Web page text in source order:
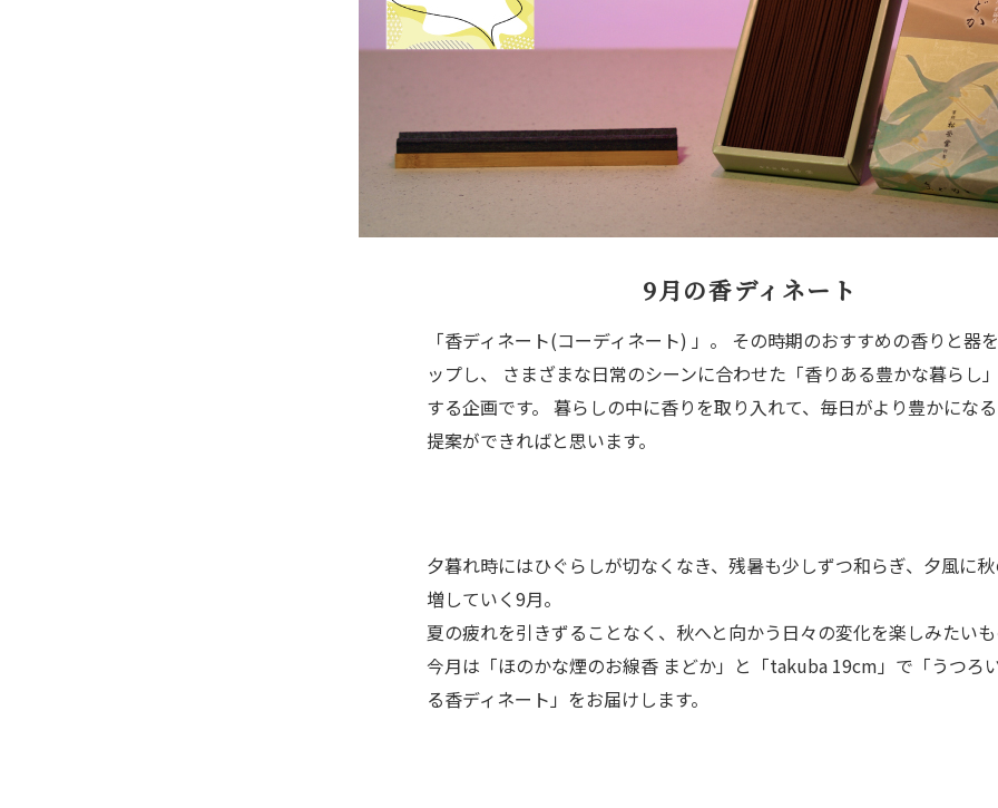
9月の香ディネート
「香ディネート(コーディネート) 」。 その時期のおすすめの香りと器
ップし、 さまざまな日常のシーンに合わせた「香りある豊かな暮らし
する企画です。 暮らしの中に香りを取り入れて、毎日がより豊かにな
提案ができればと思います。
夕暮れ時にはひぐらしが切なくなき、残暑も少しずつ和らぎ、夕風に
増していく9月。
夏の疲れを引きずることなく、秋へと向かう日々の変化を楽しみたい
今月は「ほのかな煙のお線香 まどか」と「takuba 19cm」で「うつろ
る香ディネート」をお届けします。